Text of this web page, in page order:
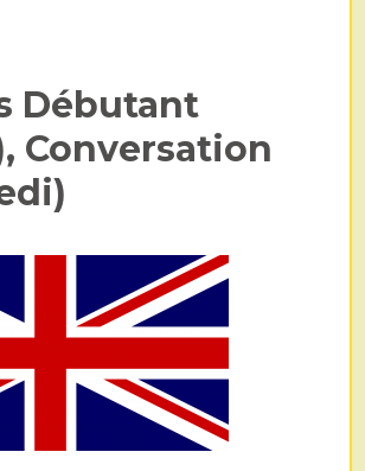
Débutant
Conversation